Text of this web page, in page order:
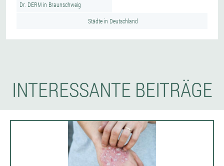
Dr. DERM in Braunschweig
Städte in Deutschland
INTERESSANTE BEITRÄGE